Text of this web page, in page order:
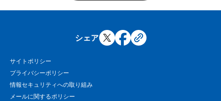
シェア
サイトポリシー
プライバシーポリシー
情報セキュリティへの取り組み
メールに関するポリシー